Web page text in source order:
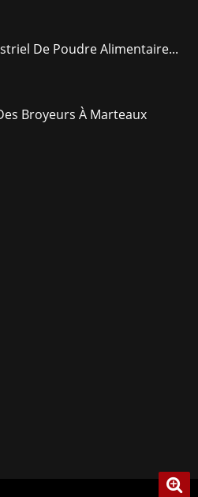
De Poudre Alimentaire...
Broyeurs À Marteaux